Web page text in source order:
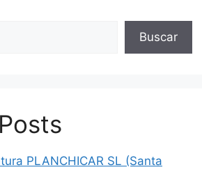
Buscar
PLANCHICAR SL (Santa